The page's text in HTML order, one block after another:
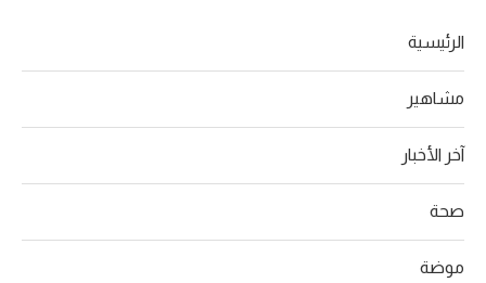
الرئيسية
مشاهير
آخر الأخبار
صحة
موضة